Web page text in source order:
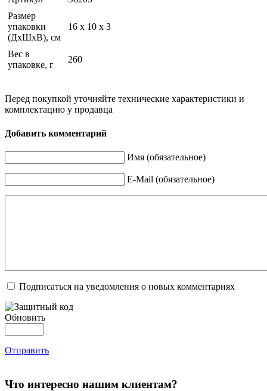
Размер
упаковки
(ДхШхВ), см
16 x 10 x 3
Вес в
упаковке, г
260
Перед покупкой уточняйте технические характеристики и
комплектацию у продавца
Добавить комментарий
Имя (обязательное)
E-Mail (обязательное)
Подписаться на уведомления о новых комментариях
Обновить
Отправить
Что интересно нашим клиентам?